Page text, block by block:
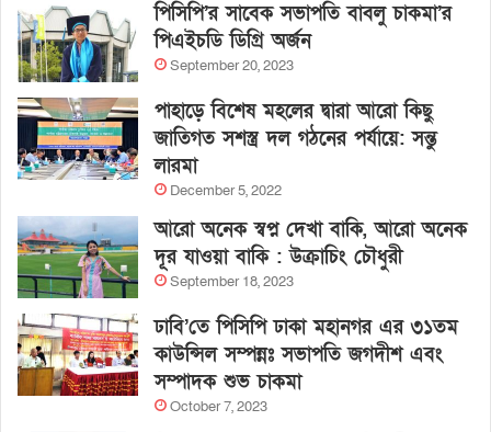
পিসিপি’র সাবেক সভাপতি বাবলু চাকমা’র
পিএইচডি ডিগ্রি অর্জন
September 20, 2023
পাহাড়ে বিশেষ মহলের দ্বারা আরো কিছু
জাতিগত সশস্ত্র দল গঠনের পর্যায়ে: সন্তু
লারমা
December 5, 2022
আরো অনেক স্বপ্ন দেখা বাকি, আরো অনেক
দূর যাওয়া বাকি : উক্রাচিং চৌধুরী
September 18, 2023
ঢাবি’তে পিসিপি ঢাকা মহানগর এর ৩১তম
কাউন্সিল সম্পন্নঃ সভাপতি জগদীশ এবং
সম্পাদক শুভ চাকমা
October 7, 2023